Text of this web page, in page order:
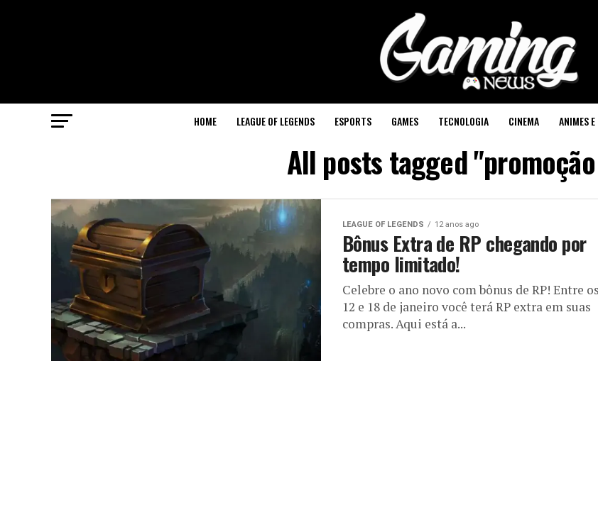
HOME LEAGUE OF LEGENDS ESPORTS GAMES TECNOLOGIA CINEMA ANIMES
All posts tagged
LEAGUE OF LEGENDS 12 anos ago
Bônus Extra de RP chegando por
tempo limitado!
Celebre o ano novo com bônus de RP! Entre
12 e 18 de janeiro você terá RP extra em suas
compras. Aqui está a...